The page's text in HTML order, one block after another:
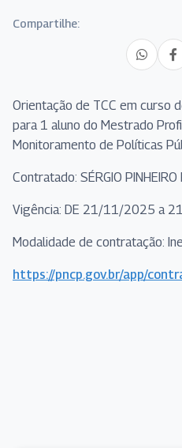
Compartilhe:
Orientação de TCC em curso
para 1 aluno do Mestrado
Monitoramento de Políticas
Contratado: SÉRGIO PINHEIRO
Vigência: DE 21/11/2025 a
Modalidade de contratação:
https://pncp.gov.br/app/